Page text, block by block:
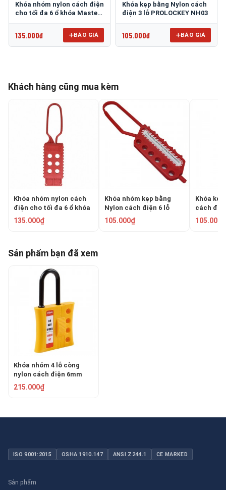
Khóa nhóm nylon cách điện
cho tối đa 6 ổ khóa Master
135.000đ BÁO GIÁ
Khóa kẹp bằng Nylon cách
điện 3 lỗ PROLOCKEY NH03
105.000đ BÁO GIÁ
Khách hàng cũng mua kèm
Khóa nhóm nylon cách
điện cho tối đa 6 ổ khóa
Master Lock 428
135.000₫
Khóa nhóm kẹp bằng
Nylon cách điện 6 lỗ
PROLOCKEY NH02
105.000₫
Khóa
cách
105.000₫
Sản phẩm bạn đã xem
Khóa nhóm 4 lỗ còng
nylon cách điện 6mm
PROLOCKEY NH05
215.000₫
ISO 9001:2015 OSHA 1910.147 ANSI Z244.1 CE MARKED
Sản phẩm